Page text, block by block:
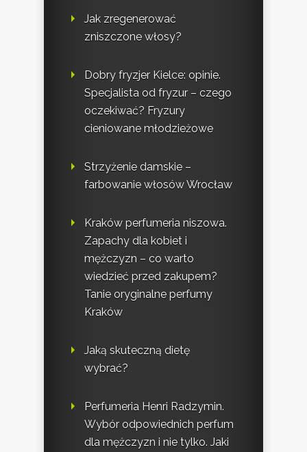
Jak zregenerować
zniszczone włosy?
Dobry fryzjer Kielce: opinie.
Specjalista od fryzur – czego
oczekiwać? Fryzury
cieniowane młodzieżowe
Strzyżenie damskie –
farbowanie włosów Wrocław
Kraków perfumeria niszowa.
Zapachy dla kobiet i
mężczyzn – co warto
wiedzieć przed zakupem?
Tanie oryginalne perfumy
Kraków
Jaką skuteczną dietę
wybrać?
Perfumeria Henri Radzymin.
Wybór odpowiednich perfum
dla mężczyzn i nie tylko. Jaki